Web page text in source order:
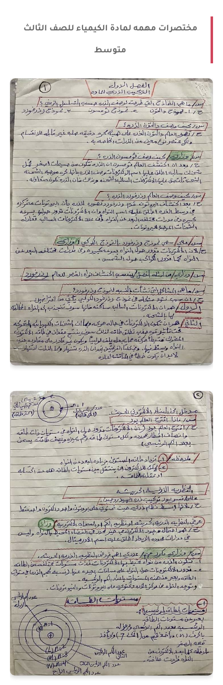
مختصرات مهمه لمادة الكيمياء للصف الثالث
متوسط